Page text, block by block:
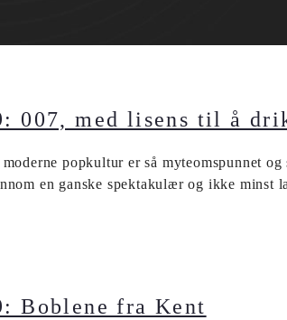
007, med lisens til å
popkultur er så myteomspunnet
en ganske spektakulær og ikke
Boblene fra Kent